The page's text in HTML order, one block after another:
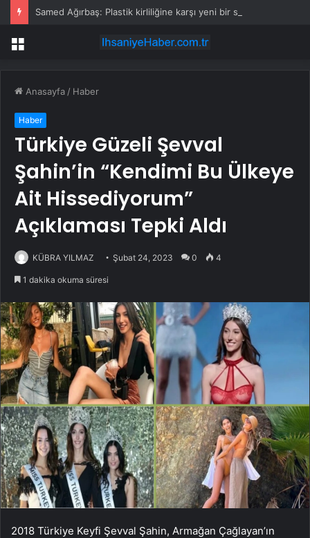
Menü
Anasayfa / Haber
Haber
Türkiye Güzeli Şevval
Şahin’in “Kendimi Bu Ülkeye
Ait Hissediyorum”
Açıklaması Tepki Aldı
KÜBRA YILMAZ Şubat 24, 2023 0 4
1 dakika okuma süresi
2018 Türkiye Keyfi Şevval Şahin, Armağan Çağlayan’ın